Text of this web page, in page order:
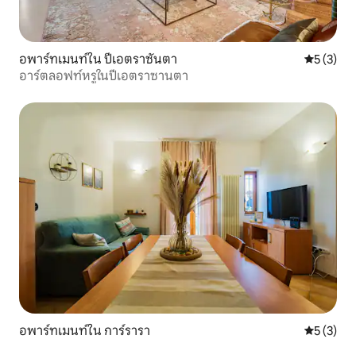
อพาร์ทเมนท์ใน ปีเอตราซันตา คะแนนเฉ
5 (3)
อาร์ตลอฟท์หรูในปีเอตราซานตา
อพาร์ทเมนท์ใน การ์รารา คะแนนเฉ
5 (3)